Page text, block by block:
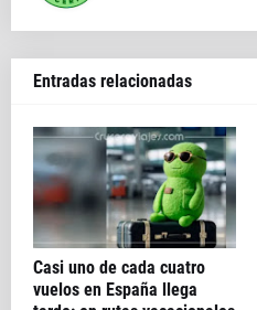
Entradas relacionadas
Casi uno de cada cuatro
vuelos en España llega